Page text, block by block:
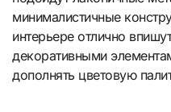
минималистичные
интерьере отлично
декоративными
дополнять цветовую